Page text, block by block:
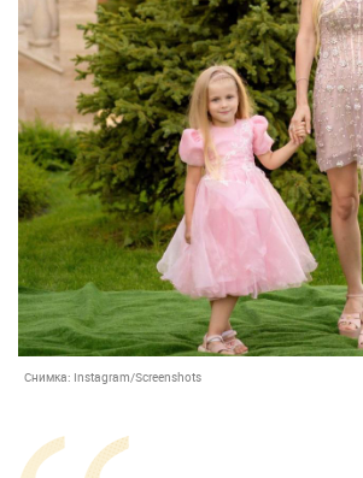
Снимка: Instagram/Screenshots